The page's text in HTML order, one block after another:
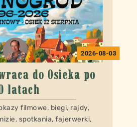
2026-08-03
do Osieka po
latach
filmowe, biegi, rajdy,
spotkania, fajerwerki,